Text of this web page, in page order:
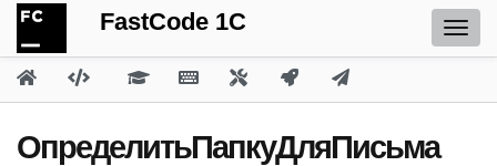
FastCode 1C
ОпределитьПапкуДляПисьма